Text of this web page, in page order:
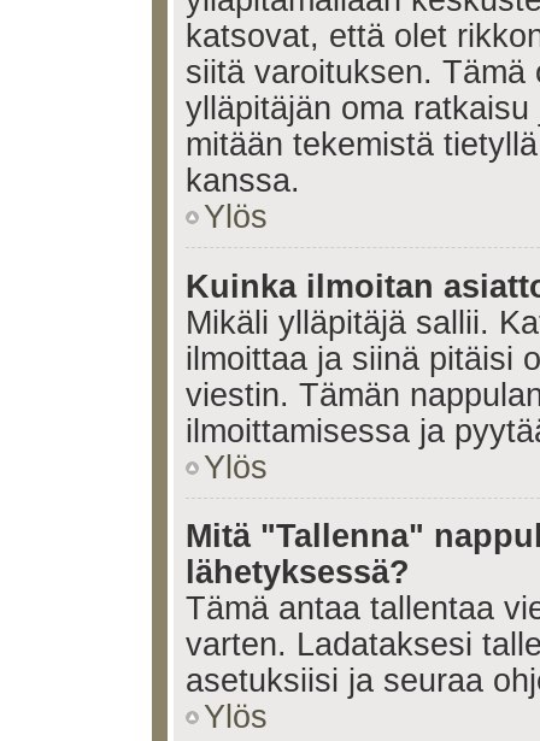
katsovat, että olet
siitä varoituksen.
ylläpitäjän oma
mitään tekemistä
kanssa.
Ylös
Kuinka ilmoitan
Mikäli ylläpitäjä sallii.
ilmoittaa ja siinä pitäisi
viestin. Tämän
ilmoittamisessa ja
Ylös
Mitä "Tallenna"
lähetyksessä?
Tämä antaa tallentaa
varten. Ladataksesi
asetuksiisi ja seuraa
Ylös